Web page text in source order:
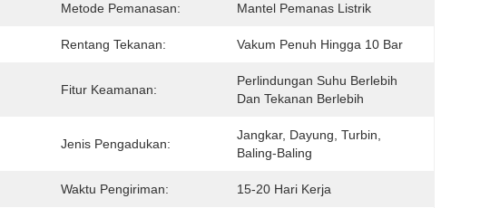
Metode Pemanasan: Mantel Pemanas Listrik
Rentang Tekanan: Vakum Penuh Hingga 10 Bar
Fitur Keamanan:
Perlindungan Suhu Berlebih
Dan Tekanan Berlebih
Jenis Pengadukan:
Jangkar, Dayung, Turbin,
Baling-Baling
Waktu Pengiriman: 15-20 Hari Kerja